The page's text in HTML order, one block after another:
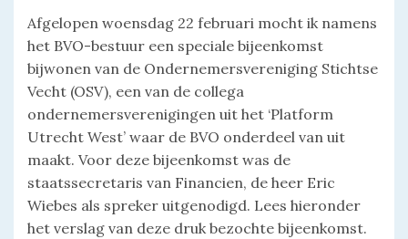
Afgelopen woensdag 22 februari mocht ik namens
het BVO-bestuur een speciale bijeenkomst
bijwonen van de Ondernemersvereniging Stichtse
Vecht (OSV), een van de collega
ondernemersverenigingen uit het ‘Platform
Utrecht West’ waar de BVO onderdeel van uit
maakt. Voor deze bijeenkomst was de
staatssecretaris van Financien, de heer Eric
Wiebes als spreker uitgenodigd. Lees hieronder
het verslag van deze druk bezochte bijeenkomst.